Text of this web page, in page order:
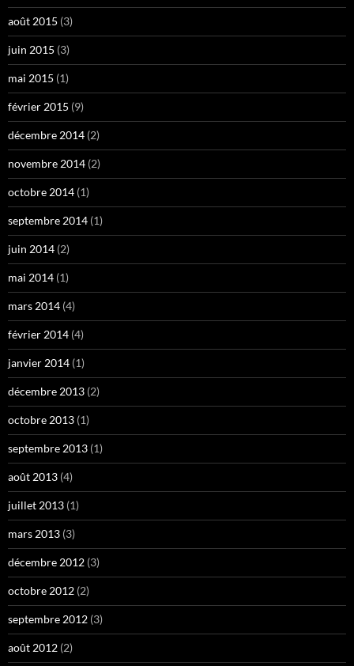
août 2015 (3)
juin 2015 (3)
mai 2015 (1)
février 2015 (9)
décembre 2014 (2)
novembre 2014 (2)
octobre 2014 (1)
septembre 2014 (1)
juin 2014 (2)
mai 2014 (1)
mars 2014 (4)
février 2014 (4)
janvier 2014 (1)
décembre 2013 (2)
octobre 2013 (1)
septembre 2013 (1)
août 2013 (4)
juillet 2013 (1)
mars 2013 (3)
décembre 2012 (3)
octobre 2012 (2)
septembre 2012 (3)
août 2012 (2)